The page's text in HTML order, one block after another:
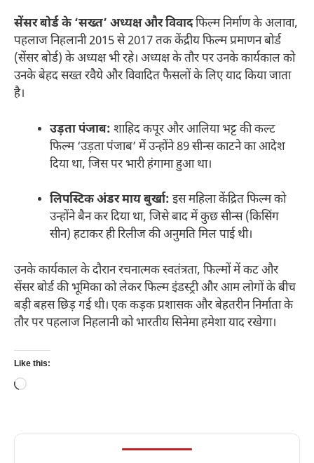
सेंसर बोर्ड के ‘सख्त’ अध्यक्ष और विवादफिल्म निर्माण के अलावा,
पहलाज निहलानी 2015 से 2017 तक केंद्रीय फिल्म प्रमाणन बोर्ड
(सेंसर बोर्ड) के अध्यक्ष भी रहे। अध्यक्ष के तौर पर उनके कार्यकाल को
उनके बेहद सख्त रवैये और विवादित फैसलों के लिए याद किया जाता
है।
उड़ता पंजाब: शाहिद कपूर और आलिया भट्ट की कल्ट
फिल्म ‘उड़ता पंजाब’ में उन्होंने 89 सीन्स काटने का आदेश
दिया था, जिस पर भारी हंगामा हुआ था।
लिपस्टिक अंडर माय बुर्खा: इस महिला केंद्रित फिल्म को
उन्होंने बैन कर दिया था, जिसे बाद में कुछ सीन्स (किसिंग
सीन) हटाकर ही रिलीज की अनुमति मिल पाई थी।
उनके कार्यकाल के दौरान रचनात्मक स्वतंत्रता, फिल्मों में कट और
सेंसर बोर्ड की भूमिका को लेकर फिल्म इंडस्ट्री और आम लोगों के बीच
बड़ी बहस छिड़ गई थी। एक कड़क प्रशासक और बेहतरीन निर्माता के
तौर पर पहलाज निहलानी को भारतीय सिनेमा हमेशा याद रखेगा।
Like this:
Loading…